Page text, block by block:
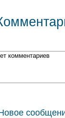
комментариев